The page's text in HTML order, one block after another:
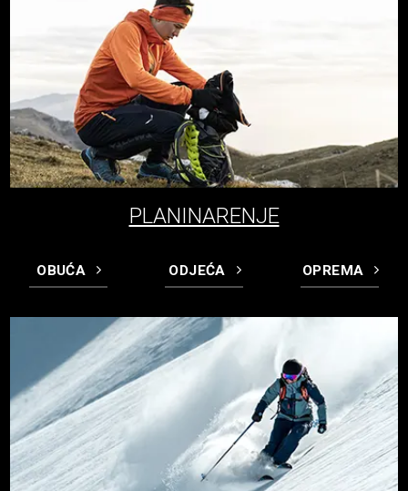
PLANINARENJE
OBUĆA ODJEĆA OPREMA